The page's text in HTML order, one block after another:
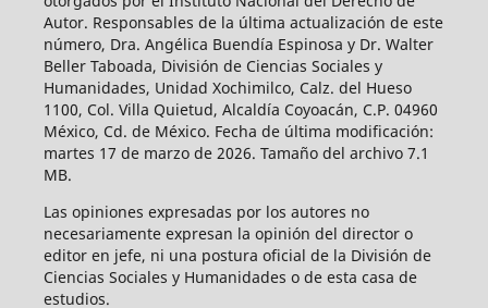
Autor. Responsables de la última actualización de este
número, Dra. Angélica Buendía Espinosa y Dr. Walter
Beller Taboada, División de Ciencias Sociales y
Humanidades, Unidad Xochimilco, Calz. del Hueso
1100, Col. Villa Quietud, Alcaldía Coyoacán, C.P. 04960
México, Cd. de México. Fecha de última modificación:
martes 17 de marzo de 2026. Tamaño del archivo 7.1
MB.
Las opiniones expresadas por los autores no
necesariamente expresan la opinión del director o
editor en jefe, ni una postura oficial de la División de
Ciencias Sociales y Humanidades o de esta casa de
estudios.